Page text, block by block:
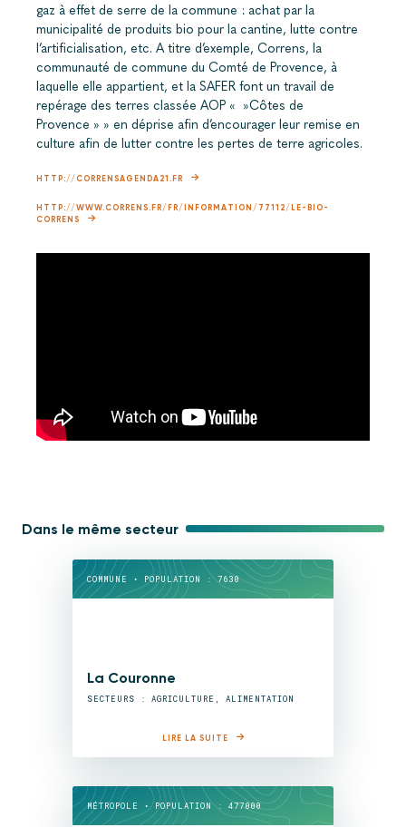
gaz à effet de serre de la commune : achat par la
municipalité de produits bio pour la cantine, lutte contre
l’artificialisation, etc. A titre d’exemple, Correns, la
communauté de commune du Comté de Provence, à
laquelle elle appartient, et la SAFER font un travail de
repérage des terres classée AOP « »Côtes de
Provence » » en déprise afin d’encourager leur remise en
culture afin de lutter contre les pertes de terre agricoles.
HTTP://CORRENSAGENDA21.FR
HTTP://WWW.CORRENS.FR/FR/INFORMATION/77112/LE-BIO-
CORRENS
Dans le même secteur
COMMUNE • POPULATION : 7630
La Couronne
SECTEURS : AGRICULTURE, ALIMENTATION
LIRE LA SUITE
MÉTROPOLE • POPULATION : 477000